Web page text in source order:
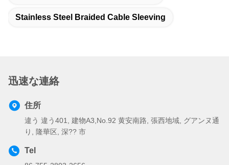
Stainless Steel Braided Cable Sleeving
迅速な連絡
住所
違う 違う401, 建物A3,No.92 黄安南路, 張西地域, グアンヌ通
り, 隆華区, 深?? 市
Tel